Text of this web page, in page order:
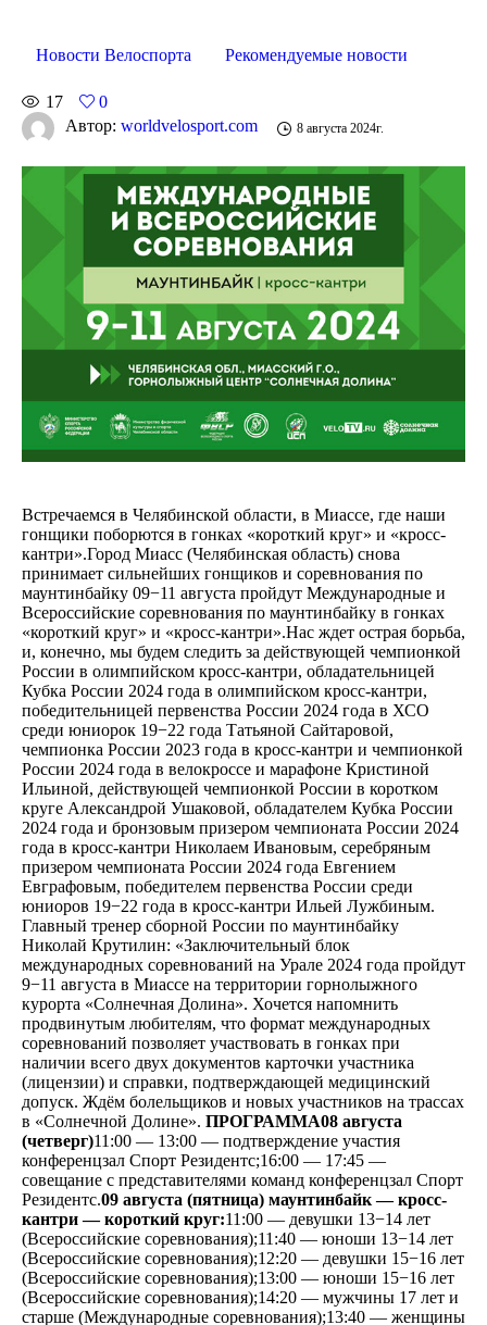
Новости Велоспорта Рекомендуемые новости
17
0
Автор: worldvelosport.com 8 августа 2024г.
Встречаемся в Челябинской области, в Миассе, где наши
гонщики поборются в гонках «короткий круг» и «кросс-
кантри».Город Миасс (Челябинская область) снова
принимает сильнейших гонщиков и соревнования по
маунтинбайку 09−11 августа пройдут Международные и
Всероссийские соревнования по маунтинбайку в гонках
«короткий круг» и «кросс-кантри».Нас ждет острая борьба,
и, конечно, мы будем следить за действующей чемпионкой
России в олимпийском кросс-кантри, обладательницей
Кубка России 2024 года в олимпийском кросс-кантри,
победительницей первенства России 2024 года в ХСО
среди юниорок 19−22 года Татьяной Сайтаровой,
чемпионка России 2023 года в кросс-кантри и чемпионкой
России 2024 года в велокроссе и марафоне Кристиной
Ильиной, действующей чемпионкой России в коротком
круге Александрой Ушаковой, обладателем Кубка России
2024 года и бронзовым призером чемпионата России 2024
года в кросс-кантри Николаем Ивановым, серебряным
призером чемпионата России 2024 года Евгением
Евграфовым, победителем первенства России среди
юниоров 19−22 года в кросс-кантри Ильей Лужбиным.
Главный тренер сборной России по маунтинбайку
Николай Крутилин: «Заключительный блок
международных соревнований на Урале 2024 года пройдут
9−11 августа в Миассе на территории горнолыжного
курорта «Солнечная Долина». Хочется напомнить
продвинутым любителям, что формат международных
соревнований позволяет участвовать в гонках при
наличии всего двух документов карточки участника
(лицензии) и справки, подтверждающей медицинский
допуск. Ждём болельщиков и новых участников на трассах
в «Солнечной Долине». ПРОГРАММА08 августа
(четверг)11:00 — 13:00 — подтверждение участия
конференцзал Спорт Резидентс;16:00 — 17:45 —
совещание с представителями команд конференцзал Спорт
Резидентс.09 августа (пятница) маунтинбайк — кросс-
кантри — короткий круг:11:00 — девушки 13−14 лет
(Всероссийские соревнования);11:40 — юноши 13−14 лет
(Всероссийские соревнования);12:20 — девушки 15−16 лет
(Всероссийские соревнования);13:00 — юноши 15−16 лет
(Всероссийские соревнования);14:20 — мужчины 17 лет и
старше (Международные соревнования);13:40 — женщины